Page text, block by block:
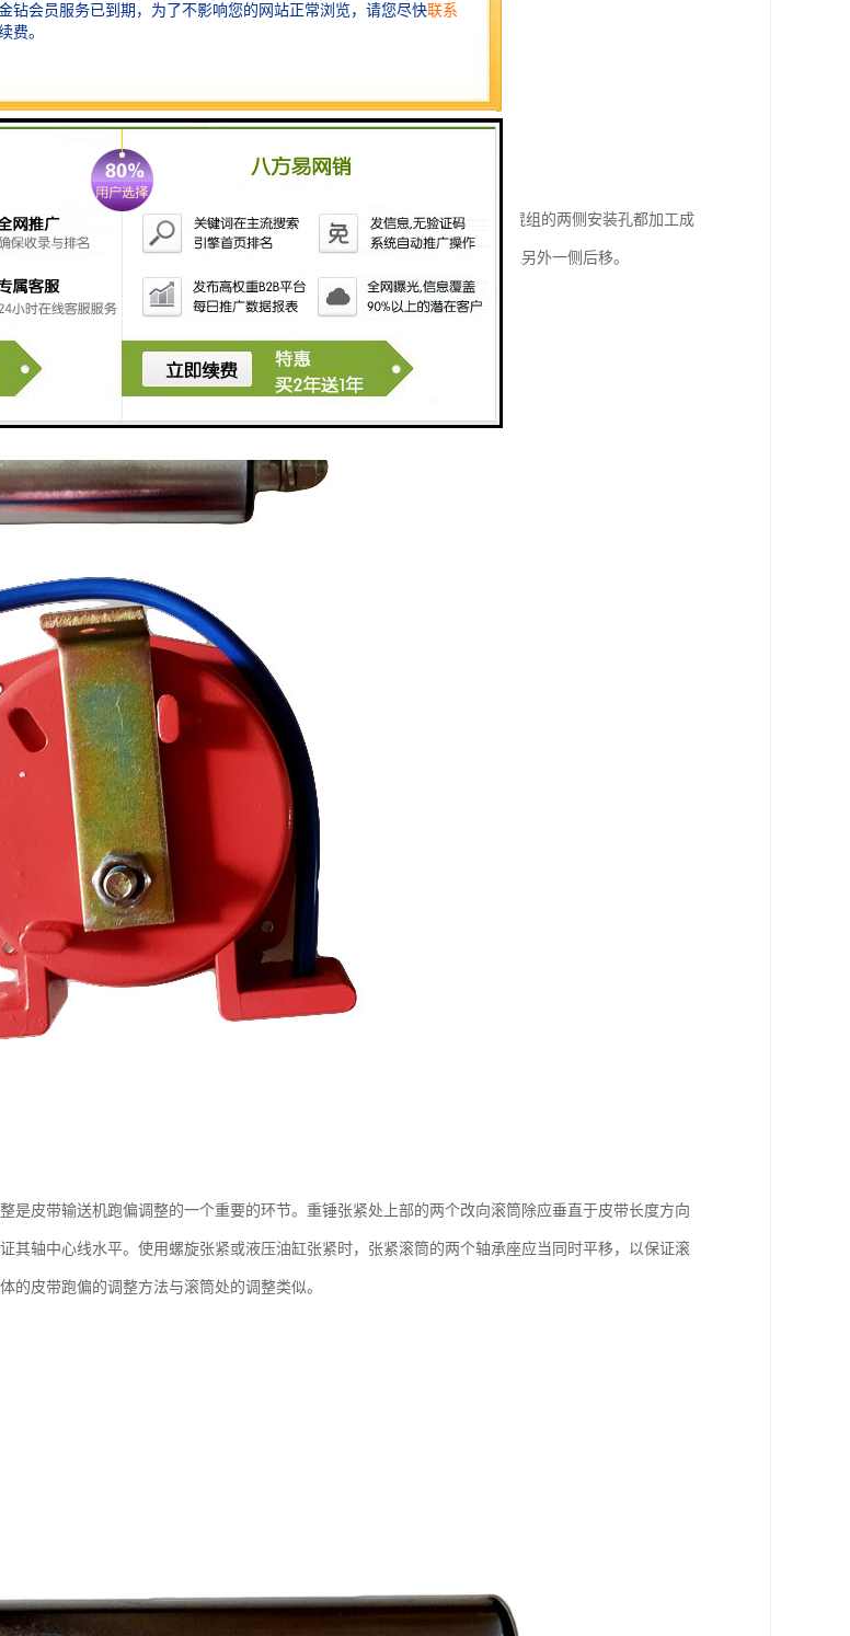
个皮带输送机的中部跑偏时可调整托辊组的位置来调整跑偏；在制造时托辊组的两侧安装孔都加工成
法，具体方法是皮带偏向哪一侧，托辊组的哪一侧朝皮带前进方向前移，或另外一侧后移。
是皮带输送机跑偏调整的一个重要的环节。重锤张紧处上部的两个改向滚筒除应垂直于皮带长度方向
其轴中心线水平。使用螺旋张紧或液压油缸张紧时，张紧滚筒的两个轴承座应当同时平移，以保证滚
的皮带跑偏的调整方法与滚筒处的调整类似。